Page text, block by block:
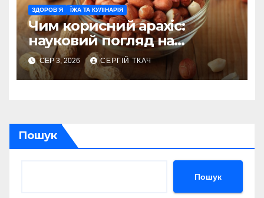
ЗДОРОВ’Я ЇЖА ТА КУЛІНАРІЯ
Чим корисний арахіс:
науковий погляд на
поживну цінність
СЕР 3, 2026 СЕРГІЙ ТКАЧ
Пошук
Пошук